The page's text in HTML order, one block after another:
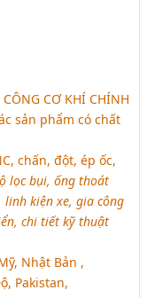
CƠ KHÍ CHÍNH
sản phẩm có chất
chấn, đột, ép ốc,
lọc bụi, ống thoát
linh kiện xe, gia công
chi tiết kỹ thuật
Nhật Bản ,
Pakistan,